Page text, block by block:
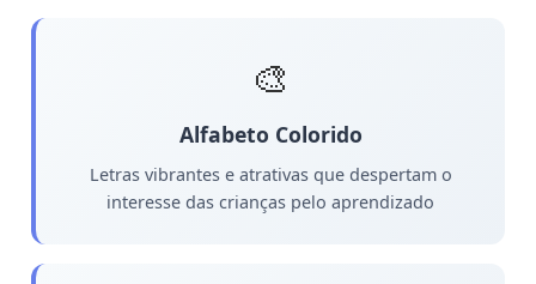
🎨
Alfabeto Colorido
Letras vibrantes e atrativas que despertam o
interesse das crianças pelo aprendizado